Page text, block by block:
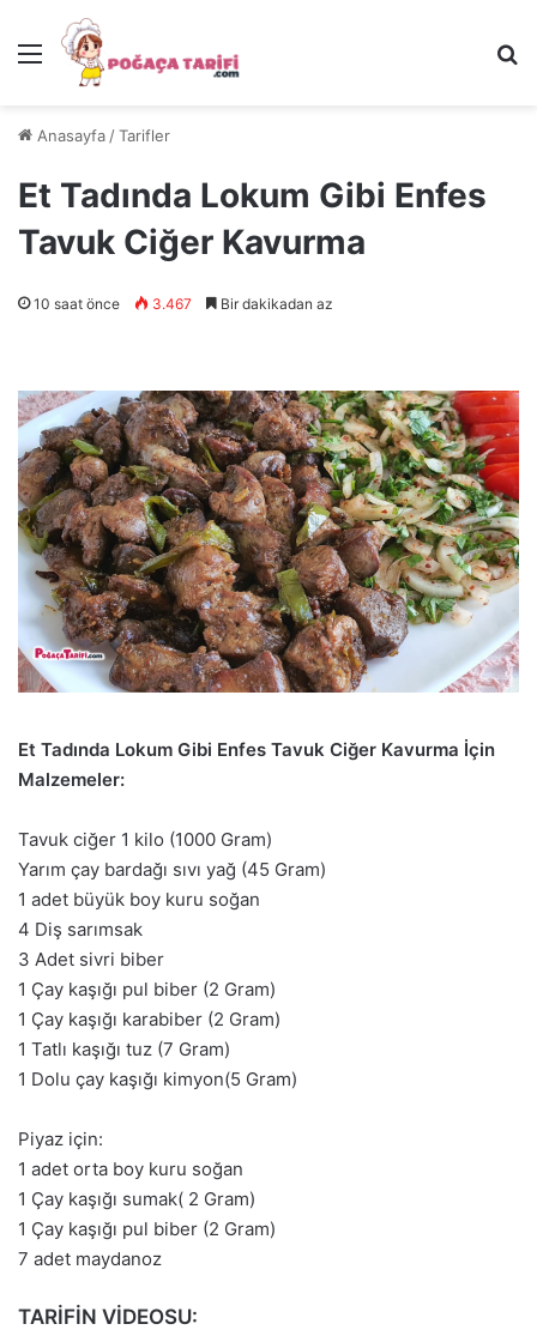
Menü
Anasayfa /Tarifler
Et Tadında Lokum Gibi Enfes
Tavuk Ciğer Kavurma
10 saat önce 3.467 Bir dakikadan az
Et Tadında Lokum Gibi Enfes Tavuk Ciğer Kavurma İçin
Malzemeler:
Tavuk ciğer 1 kilo (1000 Gram)
Yarım çay bardağı sıvı yağ (45 Gram)
1 adet büyük boy kuru soğan
4 Diş sarımsak
3 Adet sivri biber
1 Çay kaşığı pul biber (2 Gram)
1 Çay kaşığı karabiber (2 Gram)
1 Tatlı kaşığı tuz (7 Gram)
1 Dolu çay kaşığı kimyon(5 Gram)
Piyaz için:
1 adet orta boy kuru soğan
1 Çay kaşığı sumak( 2 Gram)
1 Çay kaşığı pul biber (2 Gram)
7 adet maydanoz
TARİFİN VİDEOSU: